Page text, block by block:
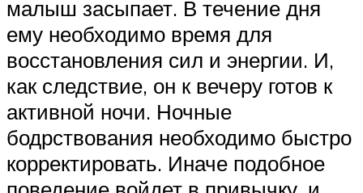
малыш засыпает. В течение дня
ему необходимо время для
восстановления сил и энергии. И,
как следствие, он к вечеру готов к
активной ночи. Ночные
бодрствования необходимо быстро
корректировать. Иначе подобное